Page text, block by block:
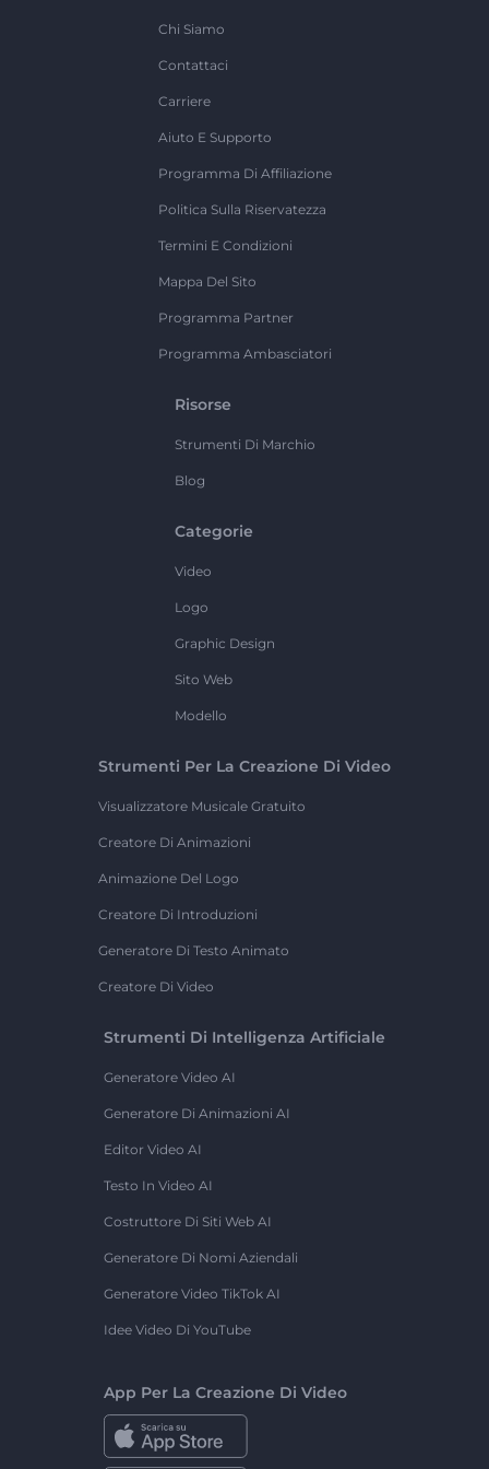
Chi Siamo
Contattaci
Carriere
Aiuto E Supporto
Programma Di Affiliazione
Politica Sulla Riservatezza
Termini E Condizioni
Mappa Del Sito
Programma Partner
Programma Ambasciatori
Risorse
Strumenti Di Marchio
Blog
Categorie
Video
Logo
Graphic Design
Sito Web
Modello
Strumenti Per La Creazione Di Video
Visualizzatore Musicale Gratuito
Creatore Di Animazioni
Animazione Del Logo
Creatore Di Introduzioni
Generatore Di Testo Animato
Creatore Di Video
Strumenti Di Intelligenza Artificiale
Generatore Video AI
Generatore Di Animazioni AI
Editor Video AI
Testo In Video AI
Costruttore Di Siti Web AI
Generatore Di Nomi Aziendali
Generatore Video TikTok AI
Idee Video Di YouTube
App Per La Creazione Di Video